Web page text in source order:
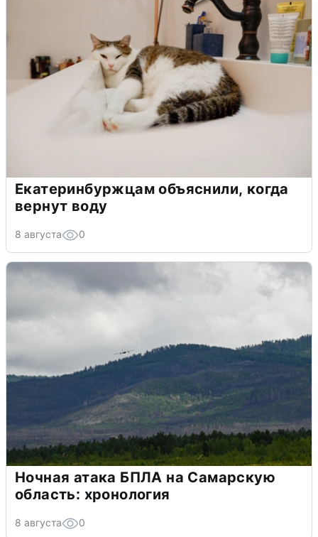
Екатеринбуржцам объяснили, когда
вернут воду
8 августа 0
Ночная атака БПЛА на Самарскую
область: хронология
8 августа 0